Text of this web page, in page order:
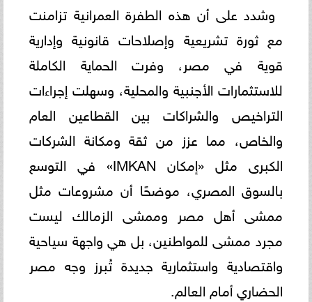
وشدد على أن هذه الطفرة العمرانية تزامنت
مع ثورة تشريعية وإصلاحات قانونية وإدارية
قوية في مصر، وفرت الحماية الكاملة
للاستثمارات الأجنبية والمحلية، وسهلت إجراءات
التراخيص والشراكات بين القطاعين العام
والخاص، مما عزز من ثقة ومكانة الشركات
الكبرى مثل «إمكان IMKAN» في التوسع
بالسوق المصري، موضحًا أن مشروعات مثل
ممشى أهل مصر وممشى الزمالك ليست
مجرد ممشى للمواطنين، بل هي واجهة سياحية
واقتصادية واستثمارية جديدة تُبرز وجه مصر
الحضاري أمام العالم.